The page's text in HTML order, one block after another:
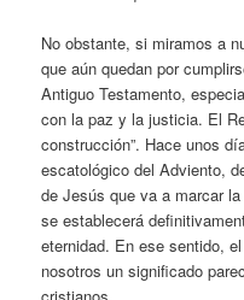
No obstante, si miramos a
que aún quedan por
Antiguo Testamento,
con la paz y la justicia. El
construcción”. Hace unos
escatológico del Adviento,
de Jesús que va a marcar
se establecerá
eternidad. En ese sentido,
nosotros un significado